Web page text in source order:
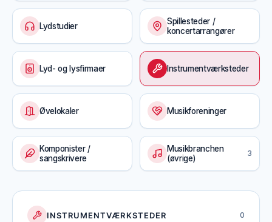
Lydstudier
Spillesteder /
koncertarrangører
Lyd- og lysfirmaer Instrumentværksteder
Øvelokaler Musikforeninger
Komponister /
sangskrivere
Musikbranchen
(øvrige)
3
INSTRUMENTVÆRKSTEDER 0